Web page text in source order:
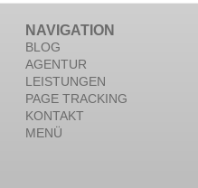
NAVIGATION
BLOG
AGENTUR
LEISTUNGEN
PAGE TRACKING
KONTAKT
MENÜ